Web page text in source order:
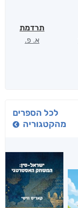
תרדמת
א. פ.
לכל הספרים
מהקטגוריה